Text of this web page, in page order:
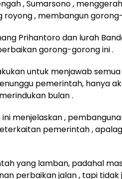
, Sumarsono ,
, membangun
Prihantoro dan lurah
gorong-gorong ini .
untuk menjawab
pemerintah, hanya
bulan .
menjelaskan ,
pemerintah ,
yang lamban, padahal
perbaikan jalan , tapi tidak